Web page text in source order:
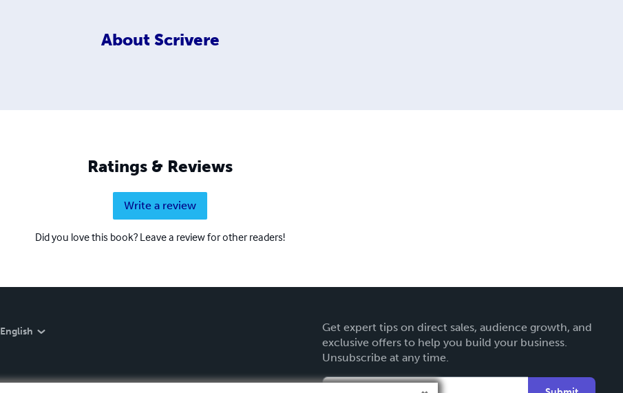
About Scrivere
Ratings & Reviews
Write a review
Did you love this book? Leave a review for other readers!
English
Get expert tips on direct sales, audience growth, and
exclusive offers to help you build your business.
Unsubscribe at any time.